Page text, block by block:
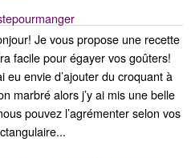
Je vous propose une recette
facile pour égayer vos goûters!
eu envie d’ajouter du croquant à
marbré alors j’y ai mis une belle
pouvez l’agrémenter selon vos